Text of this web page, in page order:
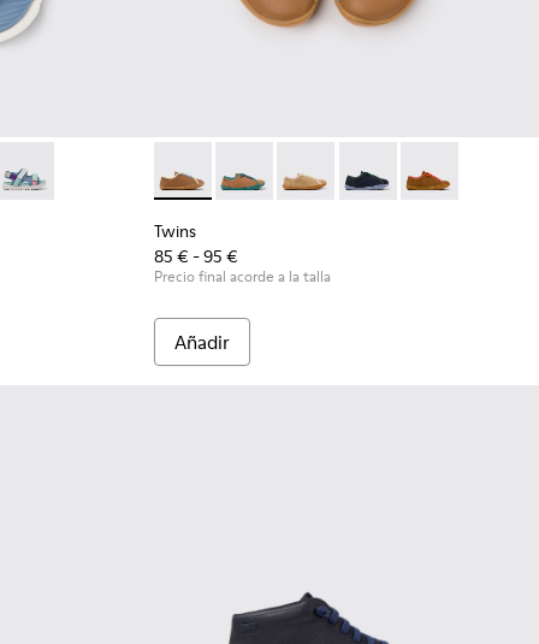
de tejido multicolor para niños.
Sandalias multicolor de tejido y piel para niños.
007 006
Twins - K800590-004Twins - K800663-007 - Zapatos de piel
Twins - K800663-004
Twins - K800663-003
Twins - K800663-002
Twins -
Twins
85 € - 95 €
Precio final acorde a la talla
Añadir